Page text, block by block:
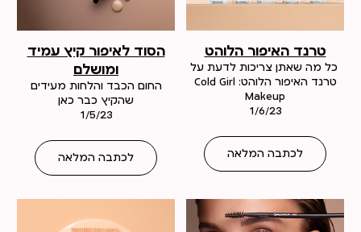
טרנד האיפור הלוהט
כל מה שאתן צריכות לדעת על
טרנד האיפור הלוהט: Cold Girl
Makeup
1/6/23
לכתבה המלאה
הסוד לאיפור קיץ עמיד
ומושלם
החום הכבד והלחות מעידים
שהקיץ כבר כאן
1/5/23
לכתבה המלאה